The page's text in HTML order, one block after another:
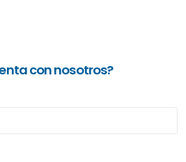
con nosotros?